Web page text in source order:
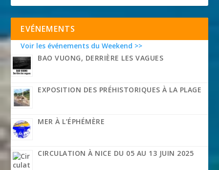
EVÉNEMENTS
Voir les événements du Weekend >>
BAO VUONG, DERRIÈRE LES VAGUES
EXPOSITION DES PRÉHISTORIQUES À LA PLAGE
MER À L’ÉPHÉMÈRE
CIRCULATION À NICE DU 05 AU 13 JUIN 2025